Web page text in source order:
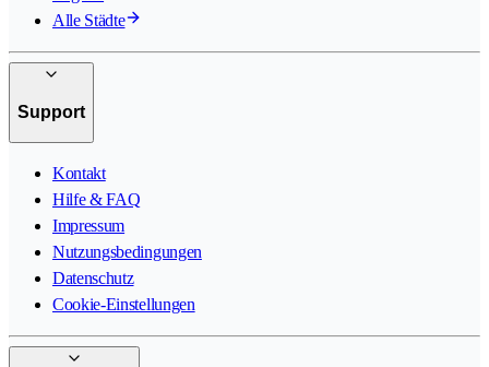
Alle Städte
Support
Kontakt
Hilfe & FAQ
Impressum
Nutzungsbedingungen
Datenschutz
Cookie-Einstellungen